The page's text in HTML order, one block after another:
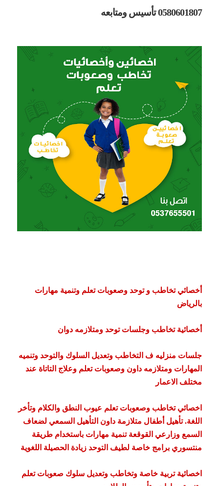
0580601807 تأسيس ومتابعه
أخصائي تخاطب و توحد وصعوبات تعلم وتنمية مهارات
بالرياض
أخصائية تخاطب وجلسات توحد ومتلازمه دوان
جلسات منزليه ف التخاطب وتعديل السلوك والتوحد وتنميه
المهارات ومتلازمه داون وصعوبات تعلم وعلاج التاتاة عند
مختلف الاعمار
اخصائي تخاطب وصعوبات تعلم عيوب النطق والكلام وتأخر
اللغة. تأهيل أطفال متلازمة داون التأهيل السمعي لضعاف
السمع وزارعي القوقعة تنمية مهارات باستخدام طريقة
منتسوري برامج خاصة لطيف التوحد زيادة الحصيلة اللغوية
اخصائية تربية خاصة وتخاطب وتعديل سلوك صعوبات تعلم